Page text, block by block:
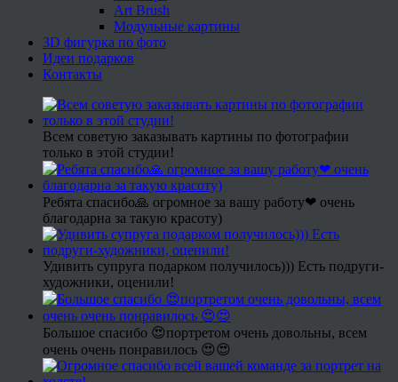
Art Brush
Модульные картины
3D фигурка по фото
Идеи подарков
Контакты
Всем советую заказывать картины по фотографии
только в этой студии!
Ребята спасибо🙏 огромное за вашу работу❤ очень
благодарна за такую красоту)
Удивить супруга подарком получилось))) Есть подруги-
художники, оценили!
Большое спасибо 😍портретом очень довольны, всем
очень очень понравилось 😍😍